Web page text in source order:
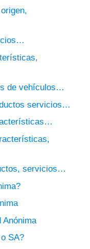
de vehículos…
servicios…
servicios…
Anónima
SA?